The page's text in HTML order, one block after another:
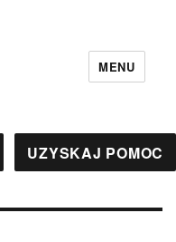
MENU
UZYSKAJ POMOC